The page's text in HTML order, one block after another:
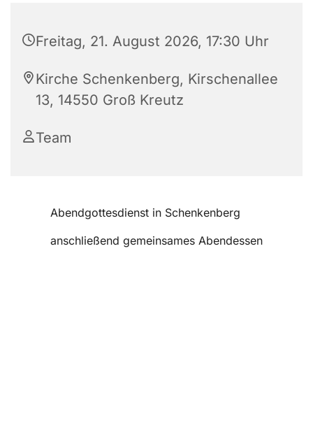
Freitag, 21. August 2026, 17:30 Uhr
Kirche Schenkenberg, Kirschenallee
13, 14550 Groß Kreutz
Team
Abendgottesdienst in Schenkenberg
anschließend gemeinsames Abendessen